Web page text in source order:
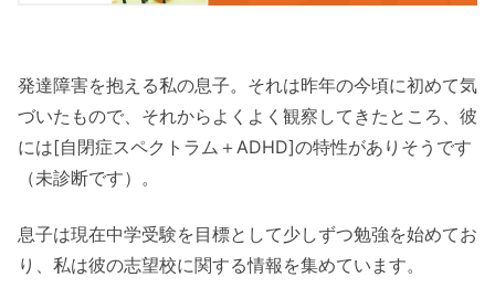
発達障害を抱える私の息子。それは昨年の今頃に初めて気
づいたもので、それからよくよく観察してきたところ、彼
には[自閉症スペクトラム＋ADHD]の特性がありそうです
（未診断です）。
息子は現在中学受験を目標として少しずつ勉強を始めてお
り、私は彼の志望校に関する情報を集めています。